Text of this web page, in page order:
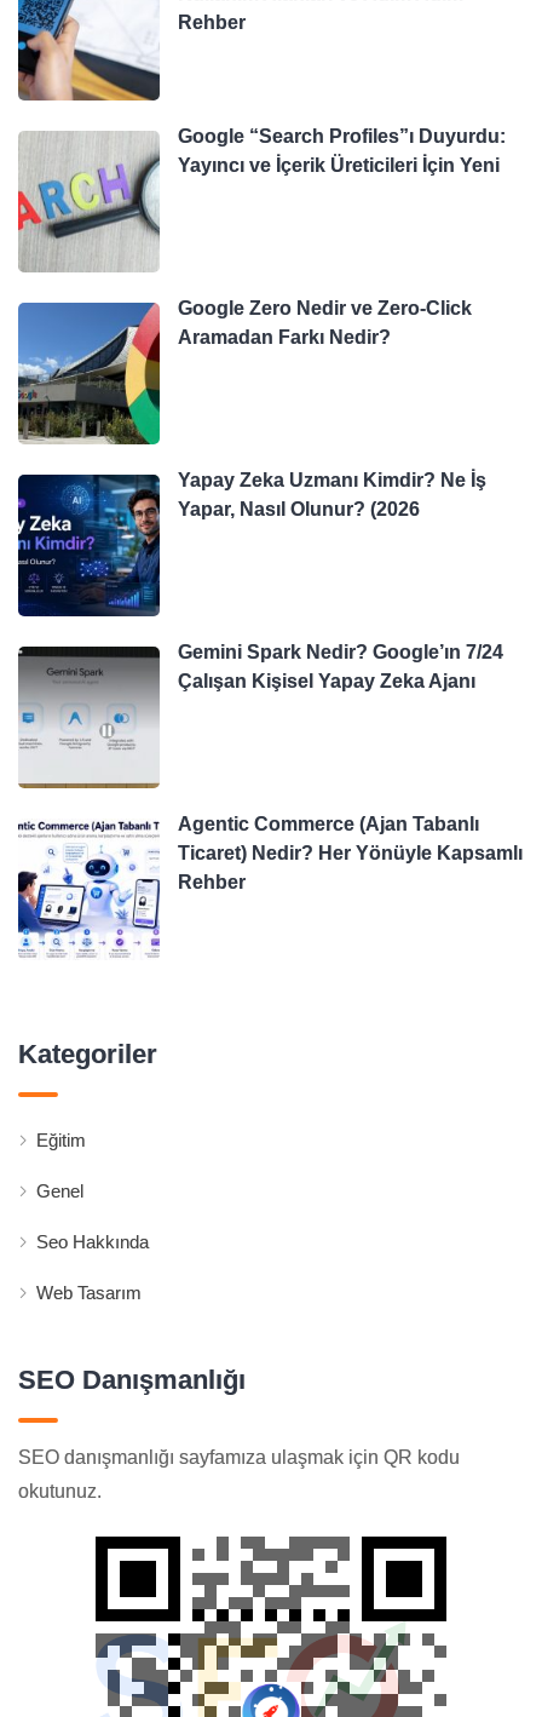
Rehber
Google “Search Profiles”ı Duyurdu:
Yayıncı ve İçerik Üreticileri İçin Yeni
Google Zero Nedir ve Zero-Click
Aramadan Farkı Nedir?
Yapay Zeka Uzmanı Kimdir? Ne İş
Yapar, Nasıl Olunur? (2026
Gemini Spark Nedir? Google’ın 7/24
Çalışan Kişisel Yapay Zeka Ajanı
Agentic Commerce (Ajan Tabanlı
Ticaret) Nedir? Her Yönüyle Kapsamlı
Rehber
Kategoriler
Eğitim
Genel
Seo Hakkında
Web Tasarım
SEO Danışmanlığı
SEO danışmanlığı sayfamıza ulaşmak için QR kodu
okutunuz.